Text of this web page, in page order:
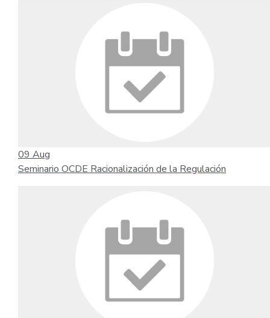
09 Aug
Seminario OCDE Racionalización de la Regulación